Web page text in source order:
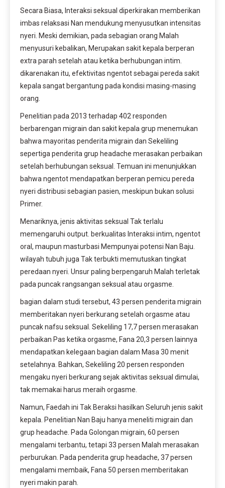
Secara Biasa, Interaksi seksual diperkirakan memberikan
imbas relaksasi Nan mendukung menyusutkan intensitas
nyeri. Meski demikian, pada sebagian orang Malah
menyusuri kebalikan, Merupakan sakit kepala berperan
extra parah setelah atau ketika berhubungan intim.
dikarenakan itu, efektivitas ngentot sebagai pereda sakit
kepala sangat bergantung pada kondisi masing-masing
orang.
Penelitian pada 2013 terhadap 402 responden
berbarengan migrain dan sakit kepala grup menemukan
bahwa mayoritas penderita migrain dan Sekeliling
sepertiga penderita grup headache merasakan perbaikan
setelah berhubungan seksual. Temuan ini menunjukkan
bahwa ngentot mendapatkan berperan pemicu pereda
nyeri distribusi sebagian pasien, meskipun bukan solusi
Primer.
Menariknya, jenis aktivitas seksual Tak terlalu
memengaruhi output. berkualitas Interaksi intim, ngentot
oral, maupun masturbasi Mempunyai potensi Nan Baju.
wilayah tubuh juga Tak terbukti memutuskan tingkat
peredaan nyeri. Unsur paling berpengaruh Malah terletak
pada puncak rangsangan seksual atau orgasme.
bagian dalam studi tersebut, 43 persen penderita migrain
memberitakan nyeri berkurang setelah orgasme atau
puncak nafsu seksual. Sekeliling 17,7 persen merasakan
perbaikan Pas ketika orgasme, Fana 20,3 persen lainnya
mendapatkan kelegaan bagian dalam Masa 30 menit
setelahnya. Bahkan, Sekeliling 20 persen responden
mengaku nyeri berkurang sejak aktivitas seksual dimulai,
tak memakai harus meraih orgasme.
Namun, Faedah ini Tak Beraksi hasilkan Seluruh jenis sakit
kepala. Penelitian Nan Baju hanya meneliti migrain dan
grup headache. Pada Golongan migrain, 60 persen
mengalami terbantu, tetapi 33 persen Malah merasakan
perburukan. Pada penderita grup headache, 37 persen
mengalami membaik, Fana 50 persen memberitakan
nyeri makin parah.